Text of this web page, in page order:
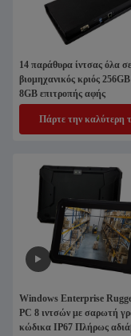
14 παράθυρα ίντσας όλα
βιομηχανικός κριός
8GB επιτροπής αφής
Πάρτε την καλύτερη
Windows Enterprise
PC 8 ιντσών με σαρωτή
κώδικα IP67 Πλήρως